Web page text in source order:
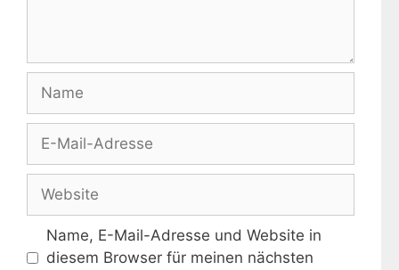
Name
Adresse
Website
Name, E-Mail-Adresse und Website in
diesem Browser für meinen nächsten